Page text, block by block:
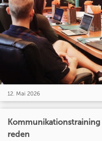
12. Mai 2026
reden